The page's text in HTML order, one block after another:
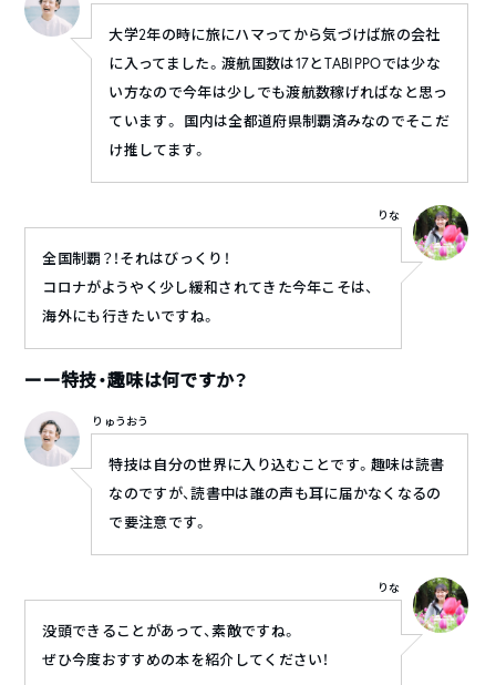
大学2年の時に旅にハマってから気づけば旅の会社
に入ってました。渡航国数は17とTABIPPOでは少な
い方なので今年は少しでも渡航数稼げればなと思っ
ています。 国内は全都道府県制覇済みなのでそこだ
け推してます。
全国制覇？！それはびっくり！
コロナがようやく少し緩和されてきた今年こそは、
海外にも行きたいですね。
りな
ーー特技・趣味は何ですか？
りゅうおう
特技は自分の世界に入り込むことです。趣味は読書
なのですが、読書中は誰の声も耳に届かなくなるの
で要注意です。
没頭できることがあって、素敵ですね。
ぜひ今度おすすめの本を紹介してください！
りな